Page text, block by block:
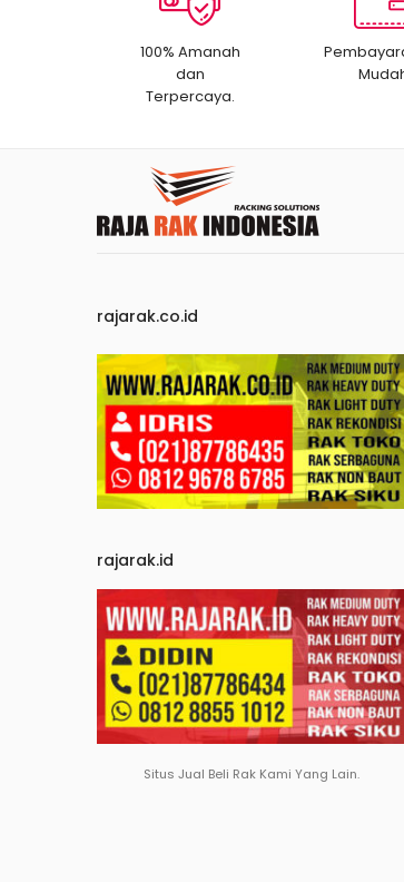
100% Amanah
dan
Terpercaya.
rajarak.co.id
rajarak.id
Situs Jual Beli Rak Kami Yang Lain.